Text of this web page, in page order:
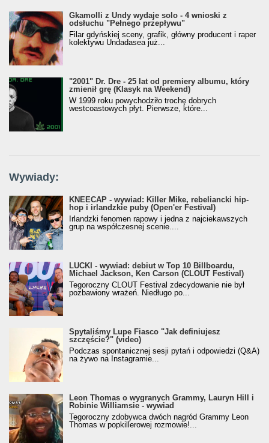
Gkamolli z Undy wydaje solo - 4 wnioski z
odsłuchu "Pełnego przepływu"
Filar gdyńskiej sceny, grafik, główny producent i raper
kolektywu Undadasea już...
"2001" Dr. Dre - 25 lat od premiery albumu, który
zmienił grę (Klasyk na Weekend)
W 1999 roku powychodziło trochę dobrych
westcoastowych płyt. Pierwsze, które...
Wywiady:
KNEECAP - wywiad: Killer Mike, rebeliancki hip-
hop i irlandzkie puby (Open'er Festival)
Irlandzki fenomen rapowy i jedna z najciekawszych
grup na współczesnej scenie....
LUCKI - wywiad: debiut w Top 10 Billboardu,
Michael Jackson, Ken Carson (CLOUT Festival)
Tegoroczny CLOUT Festival zdecydowanie nie był
pozbawiony wrażeń. Niedługo po...
Spytaliśmy Lupe Fiasco "Jak definiujesz
szczęście?" (video)
Podczas spontanicznej sesji pytań i odpowiedzi (Q&A)
na żywo na Instagramie...
Leon Thomas o wygranych Grammy, Lauryn Hill i
Robinie Williamsie - wywiad
Tegoroczny zdobywca dwóch nagród Grammy Leon
Thomas w popkillerowej rozmowie!...